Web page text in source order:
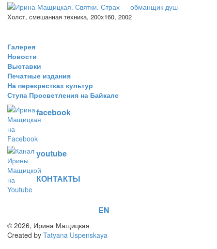
Холст, смешанная техника, 200x160, 2002
Галерея
Новости
Выставки
Печатные издания
На перекрестках культур
Ступа Просветления на Байкале
facebook
youtube
КОНТАКТЫ
EN
© 2026, Ирина Мащицкая
Created by Tatyana Uspenskaya